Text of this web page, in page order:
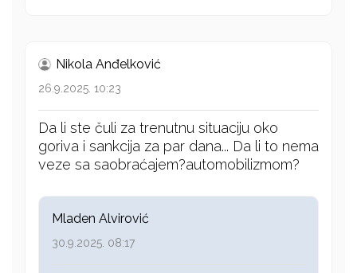
Nikola Anđelković
26.9.2025. 10:23
Da li ste čuli za trenutnu situaciju oko
goriva i sankcija za par dana... Da li to nema
veze sa saobraćajem?automobilizmom?
Mladen Alvirović
30.9.2025. 08:17